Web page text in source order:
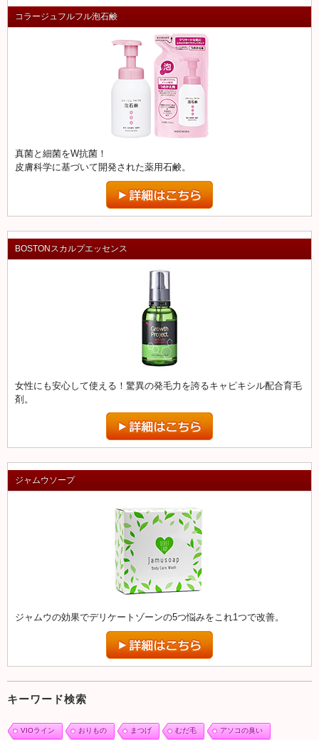
コラージュフルフル泡石鹸
真菌と細菌をW抗菌！
皮膚科学に基づいて開発された薬用石鹸。
BOSTONスカルプエッセンス
女性にも安心して使える！驚異の発毛力を誇るキャピキシル配合育毛
剤。
ジャムウソープ
ジャムウの効果でデリケートゾーンの5つ悩みをこれ1つで改善。
キーワード検索
VIOライン おりもの まつげ むだ毛 アソコの臭い